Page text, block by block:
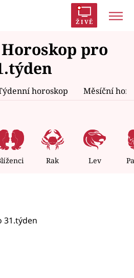
ŽIVĚ
Prostřeno!
AYTO?
Proměny
pro
horoskop Měsíční
Rak Lev
31.týden